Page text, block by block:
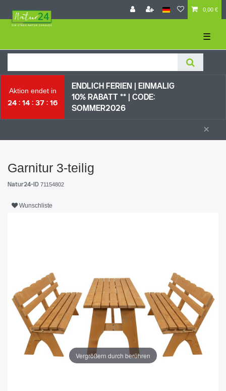
0,00 €
☰
Aktion endet in
24
14 37 16
ENDLICH FERIEN | EI NMALIG
10% RABATT ** | CODE:
SOMMER2026
×
Garnitur 3-teilig
Natur24-ID 71154802
Wunschliste
Vergrößern durch berühren